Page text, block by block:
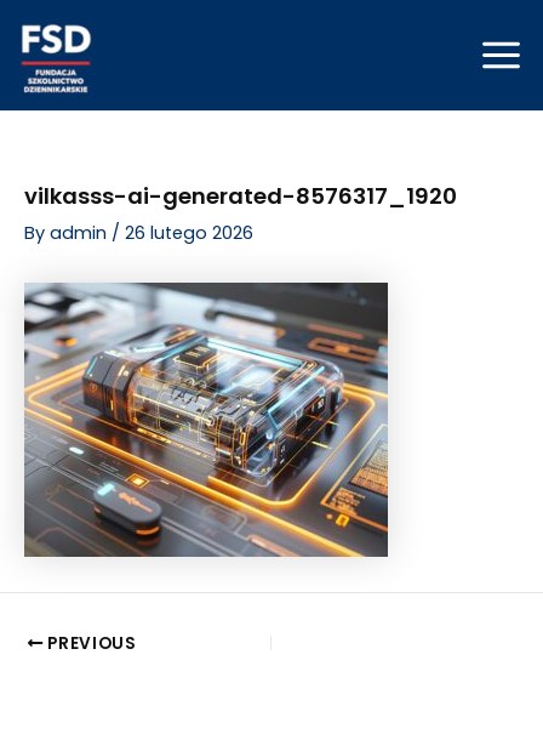
content
vilkasss-ai-generated-8576317_1920
By admin / 26 lutego 2026
navigation
PREVIOUS